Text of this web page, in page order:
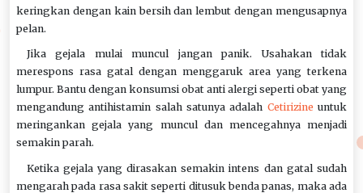
keringkan dengan kain bersih dan lembut dengan mengusapnya
pelan.
Jika gejala mulai muncul jangan panik. Usahakan tidak
merespons rasa gatal dengan menggaruk area yang terkena
lumpur. Bantu dengan konsumsi obat anti alergi seperti obat yang
mengandung antihistamin salah satunya adalah Cetirizine untuk
meringankan gejala yang muncul dan mencegahnya menjadi
semakin parah.
Ketika gejala yang dirasakan semakin intens dan gatal sudah
mengarah pada rasa sakit seperti ditusuk benda panas, maka ada